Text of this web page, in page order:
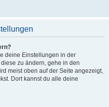
deine Einstellungen in der
zu ändern, gehe in den
meist oben auf der Seite angezeigt,
Dort kannst du alle deine